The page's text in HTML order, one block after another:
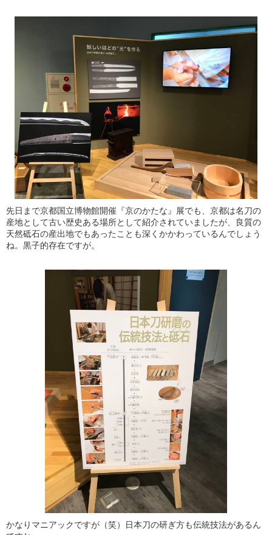
先日まで京都国立博物館開催『京のかたな』展でも、京都は名刀の
産地として古い歴史ある場所として紹介されていましたが、良質の
天然砥石の産出地でもあったことも深くかかわっているんでしょう
ね。黒子的存在ですが。
かなりマニアックですが（笑）日本刀の研ぎ方も伝統技法があるん